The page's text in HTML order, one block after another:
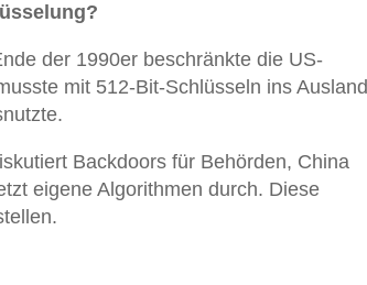
der 1990er beschränkte die US-
mit 512-Bit-Schlüsseln ins Ausland
Backdoors für Behörden, China
eigene Algorithmen durch. Diese